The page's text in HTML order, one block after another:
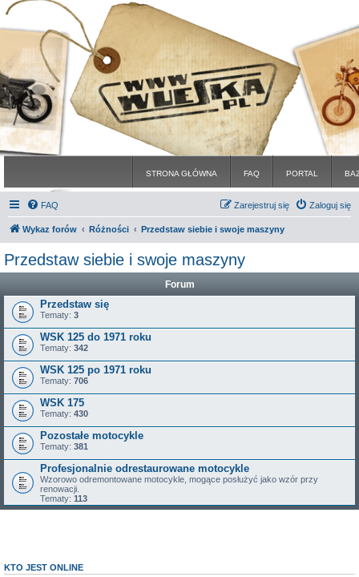
STRONA GŁÓWNA FAQ PORTAL
FAQ Zaloguj się
Zarejestruj się
Wykaz forów Różności Przedstaw siebie i swoje maszyny
Przedstaw siebie i swoje maszyny
Forum
Przedstaw się
Tematy: 3
WSK 125 do 1971 roku
Tematy: 342
WSK 125 po 1971 roku
Tematy: 706
WSK 175
Tematy: 430
Pozostałe motocykle
Tematy: 381
Profesjonalnie odrestaurowane motocykle
Wzorowo odremontowane motocykle, mogące posłużyć jako wzór przy
renowacji.
Tematy: 113
KTO JEST ONLINE